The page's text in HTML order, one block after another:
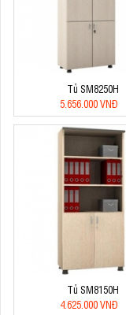
Tủ SM8250H
5.656.000 VNĐ
Tủ SM8150H
4.625.000 VNĐ